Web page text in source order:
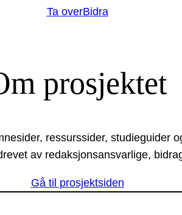
Ta overBidra
prosjektet
ressurssider, studieguider
av redaksjonsansvarlige,
Gå til prosjektsiden